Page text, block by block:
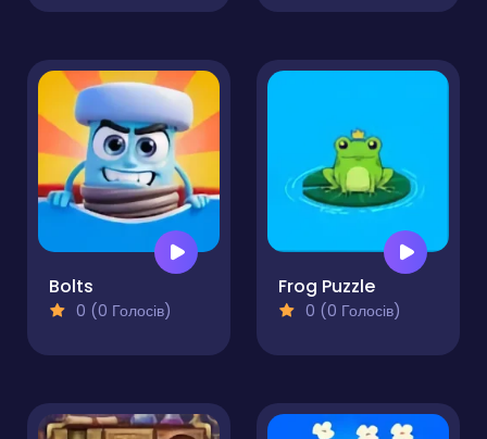
Bolts
0 (0 Голосів)
Frog Puzzle
0 (0 Голосів)